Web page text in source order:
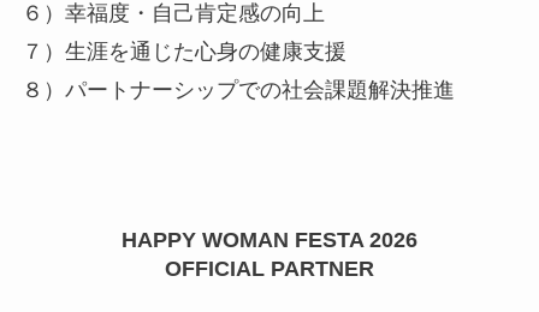
６）幸福度・自己肯定感の向上
７）生涯を通じた心身の健康支援
８）パートナーシップでの社会課題解決推進
HAPPY WOMAN FESTA 2026
OFFICIAL PARTNER